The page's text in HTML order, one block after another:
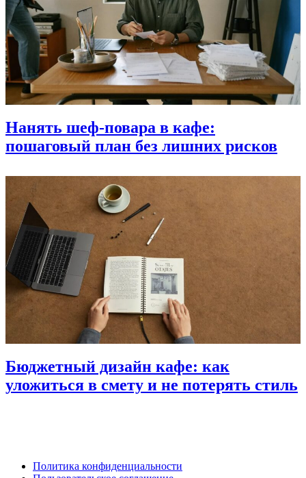
Нанять шеф‑повара в кафе:
пошаговый план без лишних рисков
Бюджетный дизайн кафе: как
уложиться в смету и не потерять стиль
Политика конфиденциальности